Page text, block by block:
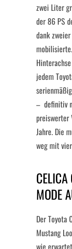
zwei Liter
der 86 PS
dank
jedem
– definitiv
preiswerter
Jahre. Die
weg mit
MODE
Der Toyota
Mustang
wie